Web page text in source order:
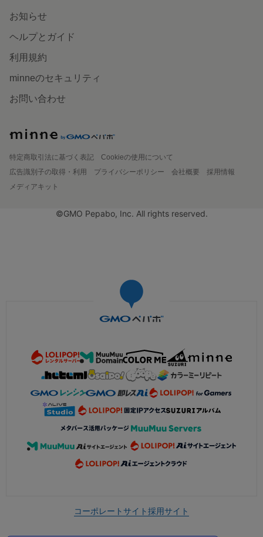
お知らせ
ヘルプとガイド
利用規約
minneのセキュリティ
お問い合わせ
特定商取引法に基づく表記
Cookieの使用について
広告識別子の取得・利用
プライバシーポリシー 会社概要
採用情報
メディアキット
©GMO Pepabo, Inc. All rights reserved.
コーポレートサイト採用サイト